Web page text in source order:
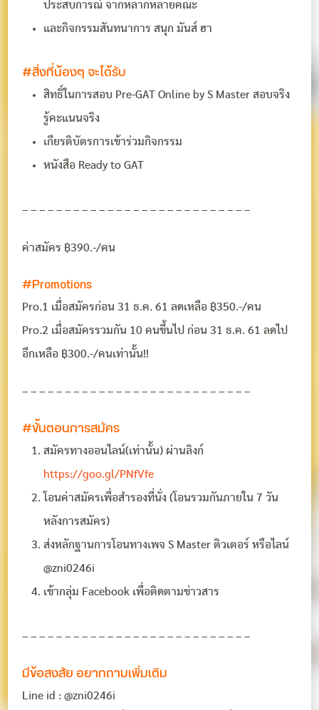
ประสบการณ์ จากหลากหลายคณะ
และกิจกรรมสันทนาการ สนุก มันส์ ฮา
#สิ่งที่น้องๆ จะได้รับ
สิทธิ์ในการสอบ Pre-GAT Online by S Master สอบจริง
รู้คะแนนจริง
เกียรติบัตรการเข้าร่วมกิจกรรม
หนังสือ Ready to GAT
– – – – – – – – – – – – – – – – – – – – – – – – – – –
ค่าสมัคร ฿390.-/คน
#Promotions
Pro.1 เมื่อสมัครก่อน 31 ธ.ค. 61 ลดเหลือ ฿350.-/คน
Pro.2 เมื่อสมัครรวมกัน 10 คนขึ้นไป ก่อน 31 ธ.ค. 61 ลดไป
อีกเหลือ ฿300.-/คนเท่านั้น!!
– – – – – – – – – – – – – – – – – – – – – – – – – – –
#ขั้นตอนการสมัคร
สมัครทางออนไลน์(เท่านั้น) ผ่านลิงก์
https://goo.gl/PNfVfe
โอนค่าสมัครเพื่อสำรองที่นั่ง (โอนรวมกันภายใน 7 วัน
หลังการสมัคร)
ส่งหลักฐานการโอนทางเพจ S Master ติวเตอร์ หรือไลน์
@zni0246i
เข้ากลุ่ม Facebook เพื่อติดตามข่าวสาร
– – – – – – – – – – – – – – – – – – – – – – – – – – –
มีข้อสงสัย อยากถามเพิ่มเติม
Line id : @zni0246i